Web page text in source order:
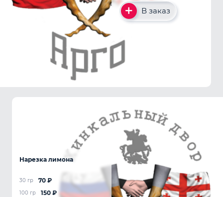
В заказ
Нарезка лимона
70 ₽
30 гр
150 ₽
100 гр